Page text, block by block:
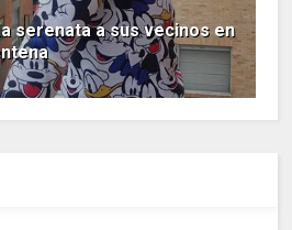
serenata a sus vecinos en